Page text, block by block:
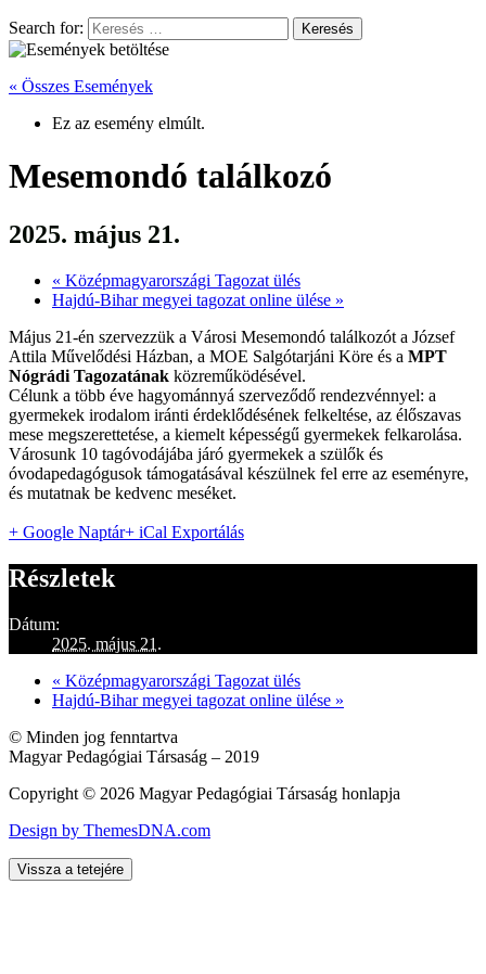
Search for:
« Összes Események
Ez az esemény elmúlt.
Mesemondó találkozó
2025. május 21.
« Középmagyarországi Tagozat ülés
Hajdú-Bihar megyei tagozat online ülése »
Május 21-én szervezzük a Városi Mesemondó találkozót a József
Attila Művelődési Házban, a MOE Salgótarjáni Köre és a MPT
Nógrádi Tagozatának közreműködésével.
Célunk a több éve hagyománnyá szerveződő rendezvénnyel: a
gyermekek irodalom iránti érdeklődésének felkeltése, az élőszavas
mese megszerettetése, a kiemelt képességű gyermekek felkarolása.
Városunk 10 tagóvodájába járó gyermekek a szülők és
óvodapedagógusok támogatásával készülnek fel erre az eseményre,
és mutatnak be kedvenc meséket.
+ Google Naptár+ iCal Exportálás
Részletek
Dátum:
2025. május 21.
« Középmagyarországi Tagozat ülés
Hajdú-Bihar megyei tagozat online ülése »
© Minden jog fenntartva
Magyar Pedagógiai Társaság – 2019
Copyright © 2026 Magyar Pedagógiai Társaság honlapja
Design by ThemesDNA.com
Vissza a tetejére